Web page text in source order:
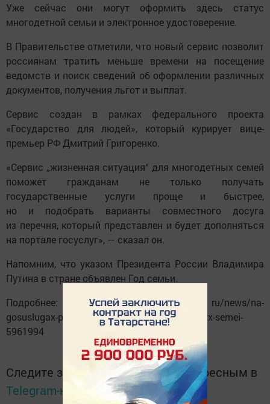
Уже сейчас они могут оформить здесь статус
многодетной семьи и электронное удостоверение.
В Правительстве отметили, что новый сервис позволит
россиянам тратить меньше времени на посещение
ведомств и поиск сведений об оформлении различных
документов, получения льгот и выплат.
Сервис создан в рамках федерального проекта
«Государство для людей», который курирует вице-
премьер РФ Дмитрий Григоренко.
«Сервис „жизненная ситуация“ для многодетных семей
поможет гражданам не только получать
государственные услуги проще и быстрее,
но и подобрать варианты совместного досуга
из перечня, который представлен и будет дополняться
на портале госуслуг», — сказал он.
Напомним, что указом Президента России Владимира
Путина в стране объявлен Год семьи.
Подробнее: https://www. tatar-inform. ru/news/na-
gosuslugax-poyavilsya-servis-dlya-mnogodetnyx-semei-
5961994
Следите за самым важным и интересным в
Telegram-канале
Татмедиа